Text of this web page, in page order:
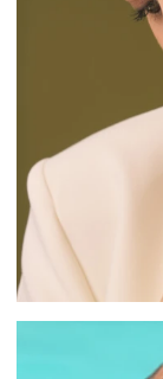
фианитов и параиба